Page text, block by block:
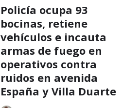
Policía ocupa 93
bocinas, retiene
vehículos e incauta
armas de fuego en
operativos contra
ruidos en avenida
España y Villa Duarte